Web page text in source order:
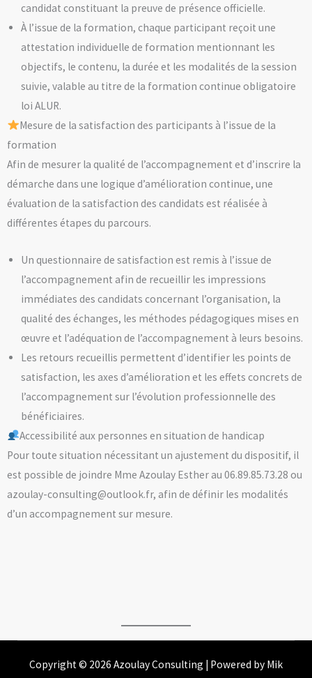
candidat constituant la preuve de présence officielle.
À l’issue de la formation, chaque participant reçoit une
attestation individuelle de formation mentionnant les
objectifs, le contenu, la durée et les modalités de la session
suivie, valable au titre de la formation continue obligatoire
loi ALUR.
Mesure de la satisfaction des participants à l’issue de la
formation
Afin de mesurer la qualité de l’accompagnement et d’inscrire la
démarche dans une logique d’amélioration continue, une
évaluation de la satisfaction des candidats est réalisée à
différentes étapes du parcours.
Un questionnaire de satisfaction est remis à l’issue de
l’accompagnement afin de recueillir les impressions
immédiates des candidats concernant l’organisation, la
qualité des échanges, les méthodes pédagogiques mises en
œuvre et l’adéquation de l’accompagnement à leurs besoins.
Les retours recueillis permettent d’identifier les points de
satisfaction, les axes d’amélioration et les effets concrets de
l’accompagnement sur l’évolution professionnelle des
bénéficiaires.
Accessibilité aux personnes en situation de handicap
Pour toute situation nécessitant un ajustement du dispositif, il
est possible de joindre Mme Azoulay Esther au 06.89.85.73.28 ou
azoulay-consulting@outlook.fr, afin de définir les modalités
d’un accompagnement sur mesure.
Copyright © 2026 Azoulay Consulting | Powered by Mik